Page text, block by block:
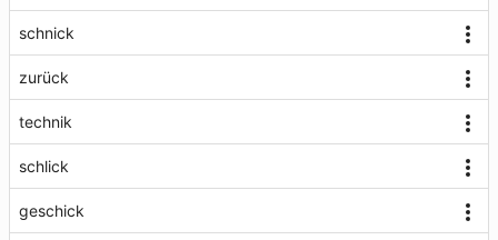
schnick
zurück
technik
schlick
geschick